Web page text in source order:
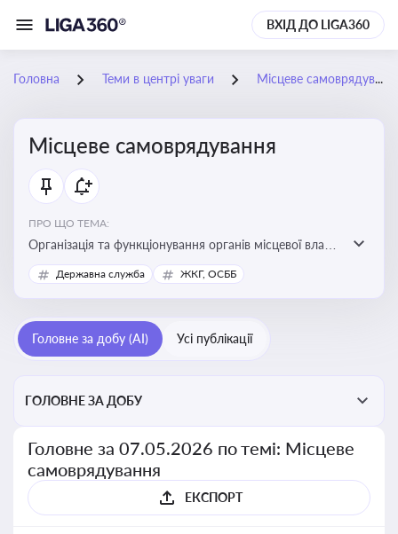
ВХІД ДО LIGA360
Головна Теми в центрі уваги Місцеве самоврядування
Місцеве самоврядування
ПРО ЩО ТЕМА:
Організація та функціонування органів місцевої влади,
які приймають рішення та здійснюють управлінські
функції на рівні місцевих громад (міст, сіл, селищ)
Державна служба ЖКГ, ОСББ
Головне за добу (AI) Усі публікації
ГОЛОВНЕ ЗА ДОБУ
Головне за 07.05.2026 по темі: Місцеве
самоврядування
ЕКСПОРТ